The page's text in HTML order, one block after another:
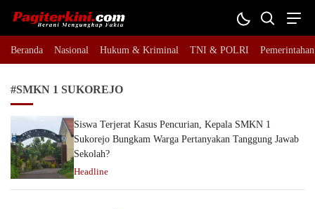
Pagiterkini.com
Berani Mengungkap Fakta
Beranda Nasional Hukum & Kriminal TNI & POLRI Pemerintahan
#SMKN 1 SUKOREJO
Siswa Terjerat Kasus Pencurian, Kepala SMKN 1
Sukorejo Bungkam Warga Pertanyakan Tanggung Jawab
Sekolah?
Headline